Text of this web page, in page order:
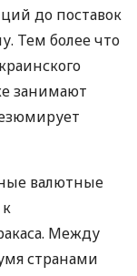
до поставок
Тем более что
занимают
валютные
Между
странами